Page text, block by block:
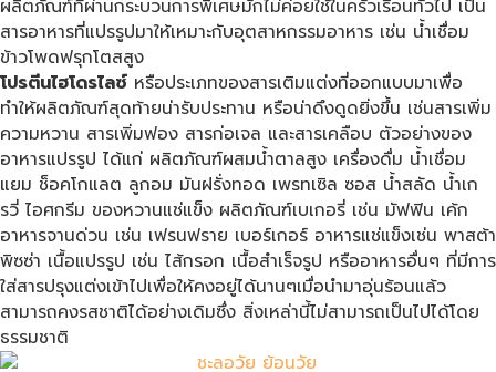
ผลิตภัณฑ์ที่ผ่านกระบวนการพิเศษมักไม่ค่อยใช้ในครัวเรือนทั่วไป เป็น
สารอาหารที่แปรรูปมาให้เหมาะกับอุตสาหกรรมอาหาร เช่น น้ำเชื่อม
ข้าวโพดฟรุกโตสสูง
โปรตีนไฮโดรไลซ์ หรือประเภทของสารเติมแต่งที่ออกแบบมาเพื่อ
ทำให้ผลิตภัณฑ์สุดท้ายน่ารับประทาน หรือน่าดึงดูดยิ่งขึ้น เช่นสารเพิ่ม
ความหวาน สารเพิ่มฟอง สารก่อเจล และสารเคลือบ ตัวอย่างของ
อาหารแปรรูป ได้แก่ ผลิตภัณฑ์ผสมน้ำตาลสูง เครื่องดื่ม น้ำเชื่อม
แยม ช็อคโกแลต ลูกอม มันฝรั่งทอด เพรทเซิล ซอส น้ำสลัด น้ำเก
รวี่ ไอศกรีม ของหวานแช่แข็ง ผลิตภัณฑ์เบเกอรี่ เช่น มัฟฟิน เค้ก
อาหารจานด่วน เช่น เฟรนฟราย เบอร์เกอร์ อาหารแช่แข็งเช่น พาสต้า
พิซซ่า เนื้อแปรรูป เช่น ไส้กรอก เนื้อสำเร็จรูป หรืออาหารอื่นๆ ที่มีการ
ใส่สารปรุงแต่งเข้าไปเพื่อให้คงอยู่ได้นานๆเมื่อนำมาอุ่นร้อนแล้ว
สามารถคงรสชาติได้อย่างเดิมซึ่ง สิ่งเหล่านี้ไม่สามารถเป็นไปได้โดย
ธรรมชาติ